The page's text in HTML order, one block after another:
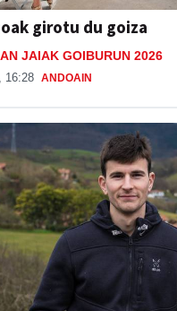
girotu du goiza
JAIAK GOIBURUN 2026
16:28 ANDOAIN